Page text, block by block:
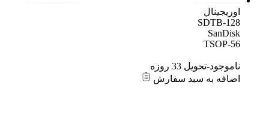
اوریجینال
SDTB-128
SanDisk
TSOP-56
ناموجود-تحویل 33 روزه
اضافه به سبد سفارش